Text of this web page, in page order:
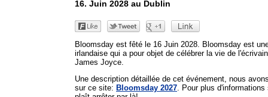
16. Juin 2028 au Dublin
Bloomsday est fêté le 16 Juin 2028. Bloomsday est
irlandaise qui a pour objet de célébrer la vie de l'écrivain
James Joyce.
Une description détaillée de cet événement, nous
sur ce site: Bloomsday 2027 . Pour plus d'informations